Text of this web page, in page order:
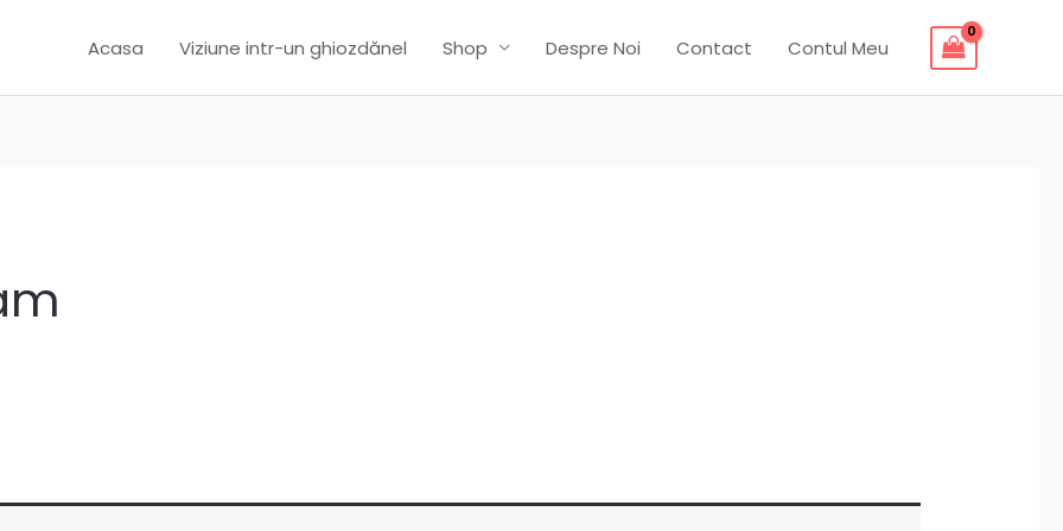
Acasa Viziune intr-un ghiozdănel Shop Despre Noi Contact Contul Meu